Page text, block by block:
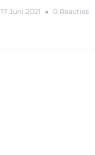
17 Juni 2021 0 ReactiesOp